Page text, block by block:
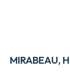
MIRABEAU,